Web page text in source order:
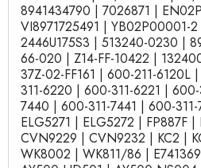
8941434790 | 7026871 |
VI8971725491 | YB02P00001-
2446U175S3 | 513240-0230 |
66-020 | Z14-FF-10422 |
37Z-02-FF161 | 600-211-6120L
311-6220 | 600-311-6221 |
7440 | 600-311-7441 | 600-
ELG5271 | ELG5272 | FP887F |
CVN9229 | CVN9232 | KC2 |
WK8002 | WK811/86 |